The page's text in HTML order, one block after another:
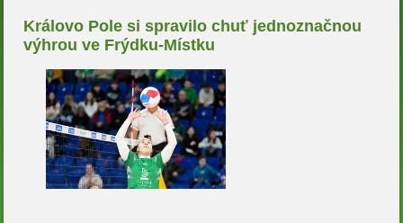
Královo Pole si spravilo chuť jednoznačnou
výhrou ve Frýdku-Místku